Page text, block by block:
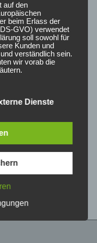
ET35 5×112
Graphite
€ *
auf den
beim Erlass der
GVO) verwendet
soll sowohl für
Kunden und
verständlich sein.
wir vorab die
alle
(im Folgenden
angesehen, die
Dienste